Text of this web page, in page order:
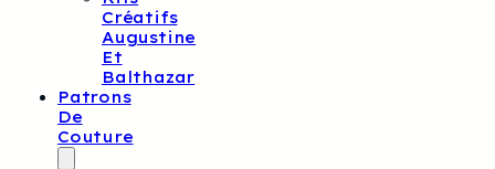
Créatifs
Augustine
Et
Balthazar
Patrons
De
Couture